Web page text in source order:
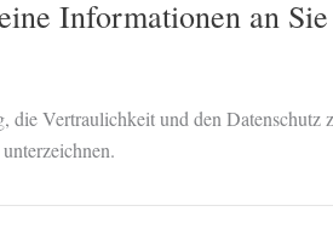
Informationen an
die Vertraulichkeit und den